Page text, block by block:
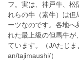
フ。実は、神戸牛、松
れらの牛（素牛）は
ーツなのです。各地へ
れた最上級の但馬牛が
ています。（JAたじ
an/tajimaushi/）